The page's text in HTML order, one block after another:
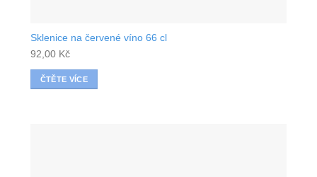
Sklenice na červené víno 66 cl
92,00 Kč
ČTĚTE VÍCE